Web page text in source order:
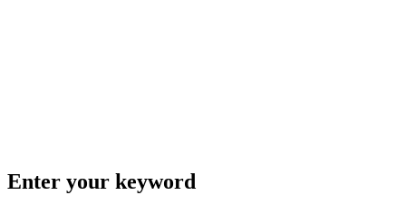
Enter your keyword